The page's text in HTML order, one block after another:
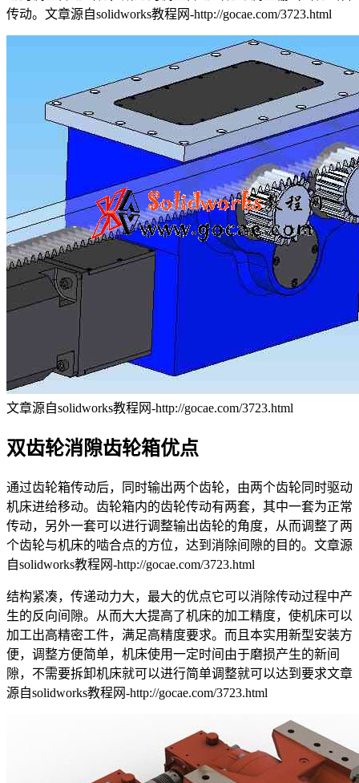
传动。 文章源自solidworks教程网-http://gocae.com/3723.html
文章源自solidworks教程网-http://gocae.com/3723.html
双齿轮消隙齿轮箱优点
通过齿轮箱传动后，同时输出两个齿轮，由两个齿轮同时驱动
机床进给移动。齿轮箱内的齿轮传动有两套，其中一套为正常
传动，另外一套可以进行调整输出齿轮的角度，从而调整了两
个齿轮与机床的啮合点的方位，达到消除间隙的目的。 文章源
自solidworks教程网-http://gocae.com/3723.html
结构紧凑，传递动力大，最大的优点它可以消除传动过程中产
生的反向间隙。从而大大提高了机床的加工精度，使机床可以
加工出高精密工件，满足高精度要求。而且本实用新型安装方
便，调整方便简单，机床使用一定时间由于磨损产生的新间
隙，不需要拆卸机床就可以进行简单调整就可以达到要求文章
源自solidworks教程网-http://gocae.com/3723.html